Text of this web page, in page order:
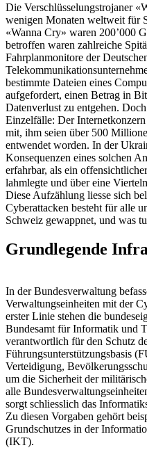
Die Verschlüsselungstrojaner
wenigen Monaten weltweit für
«Wanna Cry» waren 200’000
betroffen waren zahlreiche
Fahrplanmonitore der
bestimmte Dateien eines
aufgefordert, einen Betrag in
Datenverlust zu entgehen.
Einzelfälle: Der
mit, ihm seien über 500
entwendet worden. In der
Konsequenzen eines solchen
erfahrbar, als ein
lahmlegte und über eine
Diese Aufzählung liesse sich
Cyberattacken besteht für alle
Schweiz gewappnet, und was
Grundlegende
In der Bundesverwaltung
Verwaltungseinheiten mit der
erster Linie stehen die
Bundesamt für Informatik und
verantwortlich für den Schutz
Führungsunterstützungsbasis
Verteidigung,
um die Sicherheit der
alle
sorgt schliesslich das
Zu diesen Vorgaben gehört
Grundschutzes in der
(IKT).